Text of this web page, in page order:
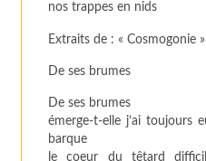
nos trappes en nids
Extraits de : « Cosmogonie »
De ses brumes
De ses brumes
émerge-t-elle j’ai toujours
barque
le coeur du têtard